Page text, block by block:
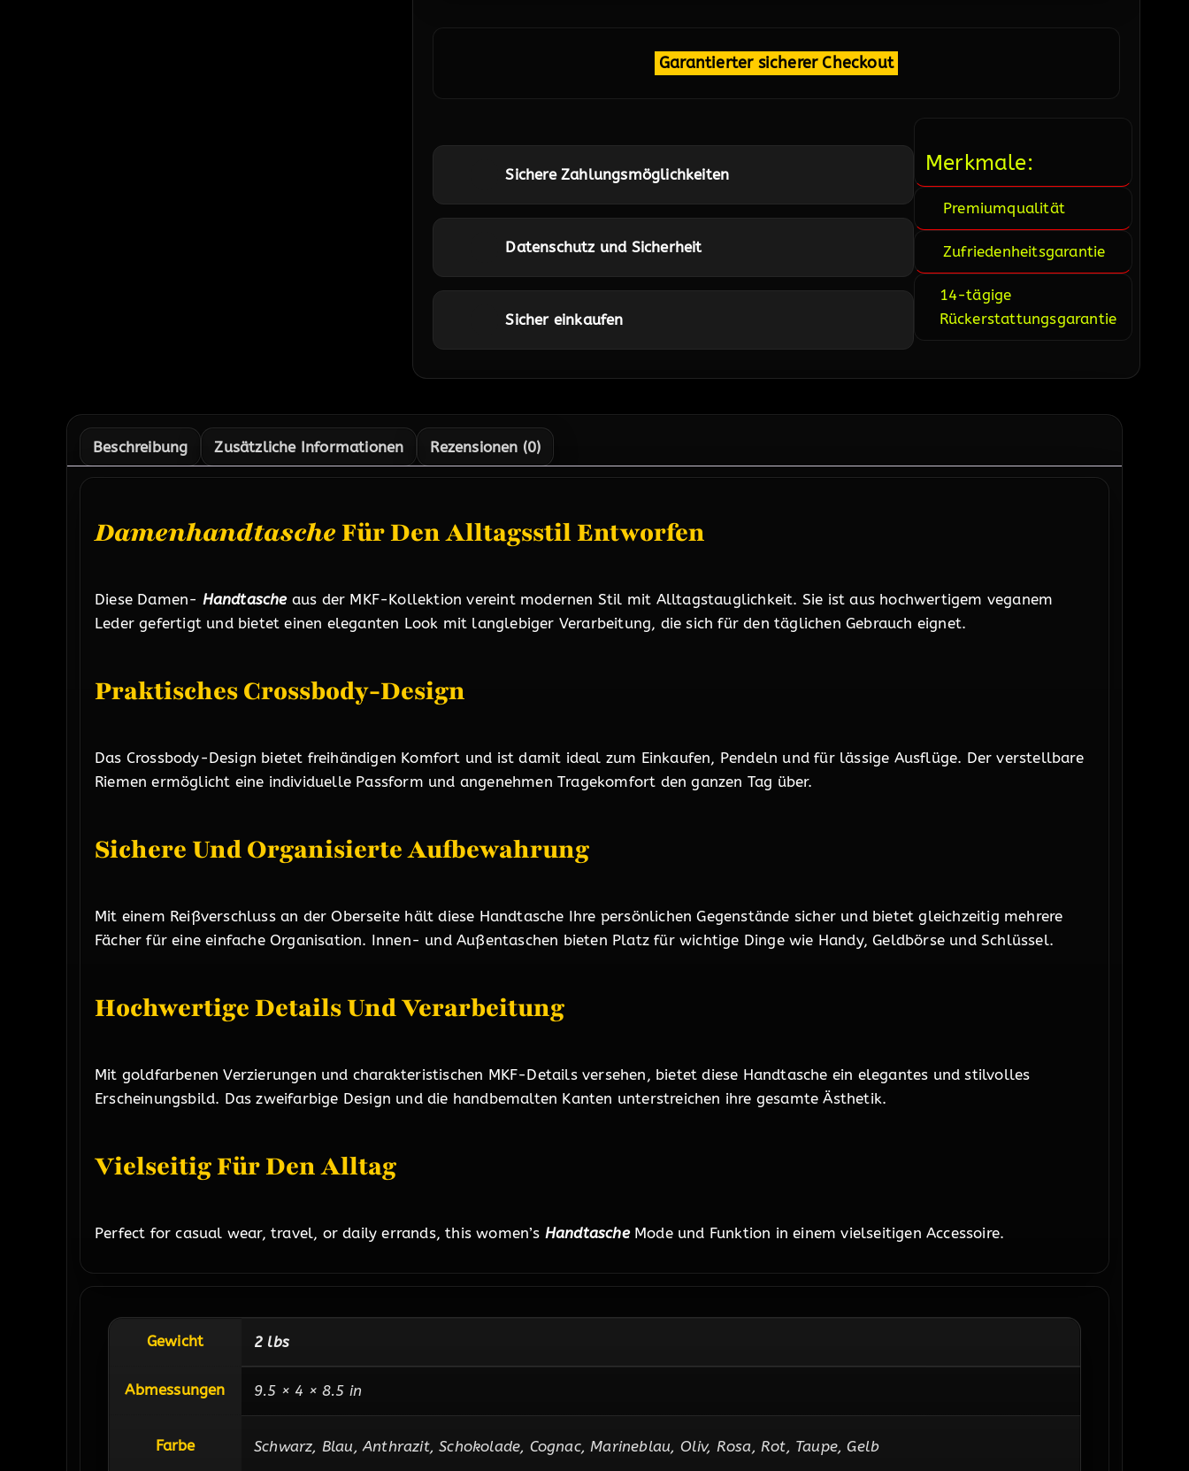
Garantierter sicherer Checkout
Sichere Zahlungsmöglichkeiten
Datenschutz und Sicherheit
Sicher einkaufen
Merkmale:
Premiumqualität
Zufriedenheitsgarantie
14-tägige
Rückerstattungsgarantie
Beschreibung Zusätzliche Informationen Rezensionen (0)
DamenhandtascheFür Den Alltagsstil Entworfen
Diese Damen- Handtascheaus der MKF-Kollektion vereint modernen Stil mit Alltagstauglichkeit. Sie ist aus hochwertigem veganem
Leder gefertigt und bietet einen eleganten Look mit langlebiger Verarbeitung, die sich für den täglichen Gebrauch eignet.
Praktisches Crossbody-Design
Das Crossbody-Design bietet freihändigen Komfort und ist damit ideal zum Einkaufen, Pendeln und für lässige Ausflüge. Der verstellbare
Riemen ermöglicht eine individuelle Passform und angenehmen Tragekomfort den ganzen Tag über.
Sichere Und Organisierte Aufbewahrung
Mit einem Reißverschluss an der Oberseite hält diese Handtasche Ihre persönlichen Gegenstände sicher und bietet gleichzeitig mehrere
Fächer für eine einfache Organisation. Innen- und Außentaschen bieten Platz für wichtige Dinge wie Handy, Geldbörse und Schlüssel.
Hochwertige Details Und Verarbeitung
Mit goldfarbenen Verzierungen und charakteristischen MKF-Details versehen, bietet diese Handtasche ein elegantes und stilvolles
Erscheinungsbild. Das zweifarbige Design und die handbemalten Kanten unterstreichen ihre gesamte Ästhetik.
Vielseitig Für Den Alltag
Perfect for casual wear, travel, or daily errands, this women’s HandtascheMode und Funktion in einem vielseitigen Accessoire.
Gewicht 2 lbs
Abmessungen 9.5 × 4 × 8.5 in
Farbe Schwarz, Blau, Anthrazit, Schokolade, Cognac, Marineblau, Oliv, Rosa, Rot, Taupe, Gelb